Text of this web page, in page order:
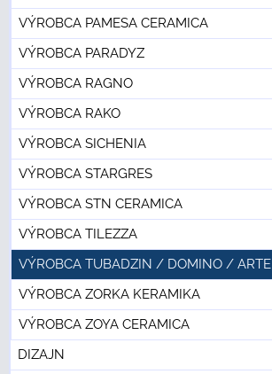
VÝROBCA PAMESA CERAMICA
VÝROBCA PARADYZ
VÝROBCA RAGNO
VÝROBCA RAKO
VÝROBCA SICHENIA
VÝROBCA STARGRES
VÝROBCA STN CERAMICA
VÝROBCA TILEZZA
VÝROBCA TUBADZIN / DOMINO / ARTE
VÝROBCA ZORKA KERAMIKA
VÝROBCA ZOYA CERAMICA
DIZAJN